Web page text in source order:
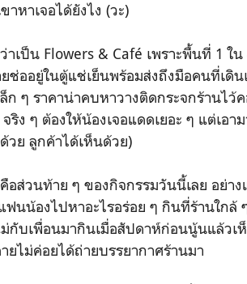
หาเจอได้ยังไง (วะ)
าเป็น Flowers & Café เพราะพื้นที่ 1
ช่ออยู่ในตู้แช่เย็นพร้อมส่งถึงมือคนที่เดิ
ก ๆ ราคาน่าคบหาวางติดกระจกร้านไว้
ริง ๆ ต้องให้น้องเจอแดดเยอะ ๆ แต่เอา
วย ลูกค้าได้เห็นด้วย)
ส่วนท้าย ๆ ของกิจกรรมวันนี้เลย อย่า
ฟนน้องไปหาอะไรอร่อย ๆ กินที่ร้านใกล้
กับเพื่อนมากินเมื่อสัปดาห์ก่อนนู้นแล้วเ
ยไม่ค่อยได้ถ่ายบรรยากาศร้านมา